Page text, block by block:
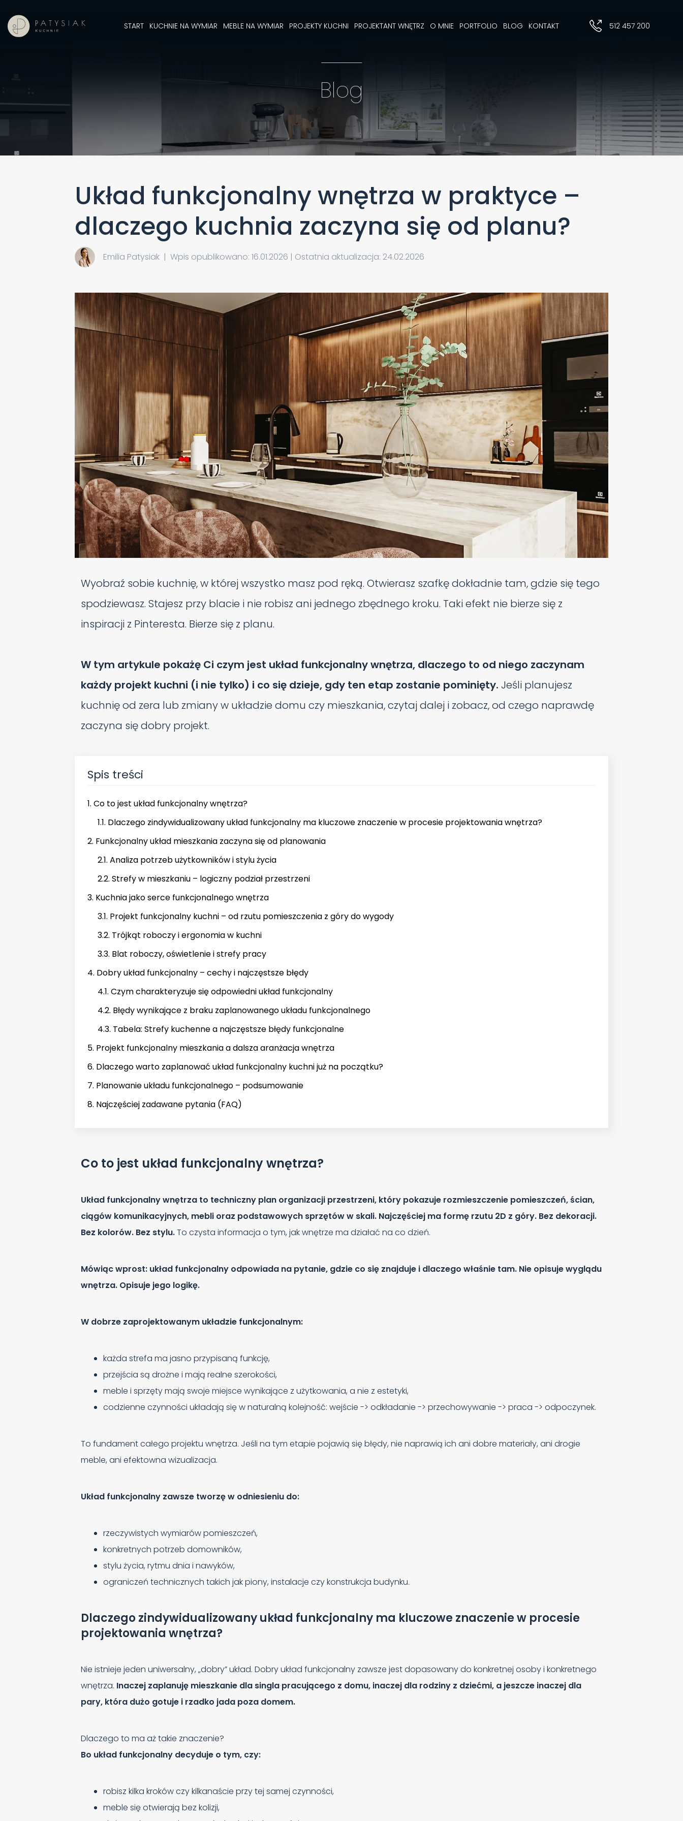
START KUCHNIE NA WYMIAR MEBLE NA WYMIAR PROJEKTY KUCHNI PROJEKTANT WNĘTRZ O MNIE PORTFOLIO BLOG KONTAKT 512 457 200
Blog
Układ funkcjonalny wnętrza w praktyce –
dlaczego kuchnia zaczyna się od planu?
Emilia Patysiak | Wpis opublikowano: 16.01.2026 | Ostatnia aktualizacja: 24.02.2026
Wyobraź sobie kuchnię, w której wszystko masz pod ręką. Otwierasz szafkę dokładnie tam, gdzie się tego
spodziewasz. Stajesz przy blacie i nie robisz ani jednego zbędnego kroku. Taki efekt nie bierze się z
inspiracji z Pinteresta. Bierze się z planu.
W tym artykule pokażę Ci czym jest układ funkcjonalny wnętrza, dlaczego to od niego zaczynam
każdy projekt kuchni (i nie tylko) i co się dzieje, gdy ten etap zostanie pominięty. Jeśli planujesz
kuchnię od zera lub zmiany w układzie domu czy mieszkania, czytaj dalej i zobacz, od czego naprawdę
zaczyna się dobry projekt.
Spis treści
1. Co to jest układ funkcjonalny wnętrza?
1.1. Dlaczego zindywidualizowany układ funkcjonalny ma kluczowe znaczenie w procesie projektowania wnętrza?
2. Funkcjonalny układ mieszkania zaczyna się od planowania
2.1. Analiza potrzeb użytkowników i stylu życia
2.2. Strefy w mieszkaniu – logiczny podział przestrzeni
3. Kuchnia jako serce funkcjonalnego wnętrza
3.1. Projekt funkcjonalny kuchni – od rzutu pomieszczenia z góry do wygody
3.2. Trójkąt roboczy i ergonomia w kuchni
3.3. Blat roboczy, oświetlenie i strefy pracy
4. Dobry układ funkcjonalny – cechy i najczęstsze błędy
4.1. Czym charakteryzuje się odpowiedni układ funkcjonalny
4.2. Błędy wynikające z braku zaplanowanego układu funkcjonalnego
4.3. Tabela: Strefy kuchenne a najczęstsze błędy funkcjonalne
5. Projekt funkcjonalny mieszkania a dalsza aranżacja wnętrza
6. Dlaczego warto zaplanować układ funkcjonalny kuchni już na początku?
7. Planowanie układu funkcjonalnego – podsumowanie
8. Najczęściej zadawane pytania (FAQ)
Co to jest układ funkcjonalny wnętrza?
Układ funkcjonalny wnętrza to techniczny plan organizacji przestrzeni, który pokazuje rozmieszczenie pomieszczeń, ścian,
ciągów komunikacyjnych, mebli oraz podstawowych sprzętów w skali. Najczęściej ma formę rzutu 2D z góry. Bez dekoracji.
Bez kolorów. Bez stylu.To czysta informacja o tym, jak wnętrze ma działać na co dzień.
Mówiąc wprost: układ funkcjonalny odpowiada na pytanie, gdzie co się znajduje i dlaczego właśnie tam. Nie opisuje wyglądu
wnętrza. Opisuje jego logikę.
W dobrze zaprojektowanym układzie funkcjonalnym:
każda strefa ma jasno przypisaną funkcję,
przejścia są drożne i mają realne szerokości,
meble i sprzęty mają swoje miejsce wynikające z użytkowania, a nie z estetyki,
codzienne czynności układają się w naturalną kolejność: wejście -> odkładanie -> przechowywanie -> praca -> odpoczynek.
To fundament całego projektu wnętrza. Jeśli na tym etapie pojawią się błędy, nie naprawią ich ani dobre materiały, ani drogie
meble, ani efektowna wizualizacja.
Układ funkcjonalny zawsze tworzę w odniesieniu do:
rzeczywistych wymiarów pomieszczeń,
konkretnych potrzeb domowników,
stylu życia, rytmu dnia i nawyków,
ograniczeń technicznych takich jak piony, instalacje czy konstrukcja budynku.
Dlaczego zindywidualizowany układ funkcjonalny ma kluczowe znaczenie w procesie
projektowania wnętrza?
Nie istnieje jeden uniwersalny, „dobry” układ. Dobry układ funkcjonalny zawsze jest dopasowany do konkretnej osoby i konkretnego
wnętrza. Inaczej zaplanuję mieszkanie dla singla pracującego z domu, inaczej dla rodziny z dziećmi, a jeszcze inaczej dla
pary, która dużo gotuje i rzadko jada poza domem.
Dlaczego to ma aż takie znaczenie?
Bo układ funkcjonalny decyduje o tym, czy:
robisz kilka kroków czy kilkanaście przy tej samej czynności,
meble się otwierają bez kolizji,